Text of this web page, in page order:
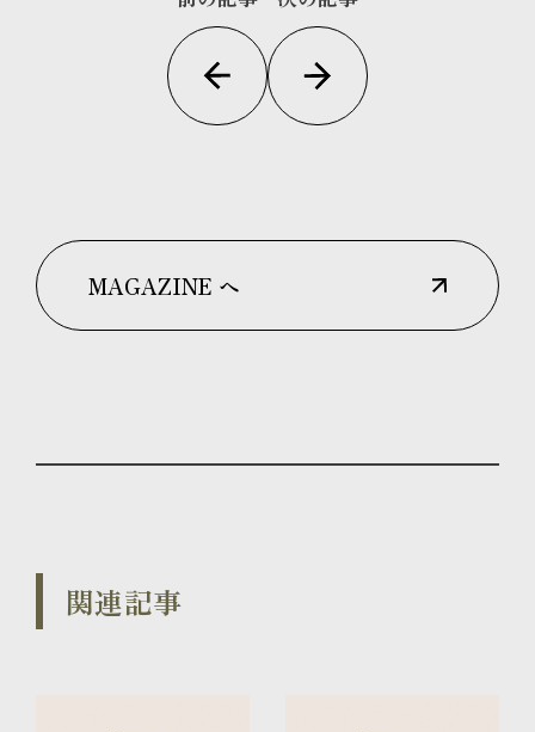
MAGAZINE へ
関連記事